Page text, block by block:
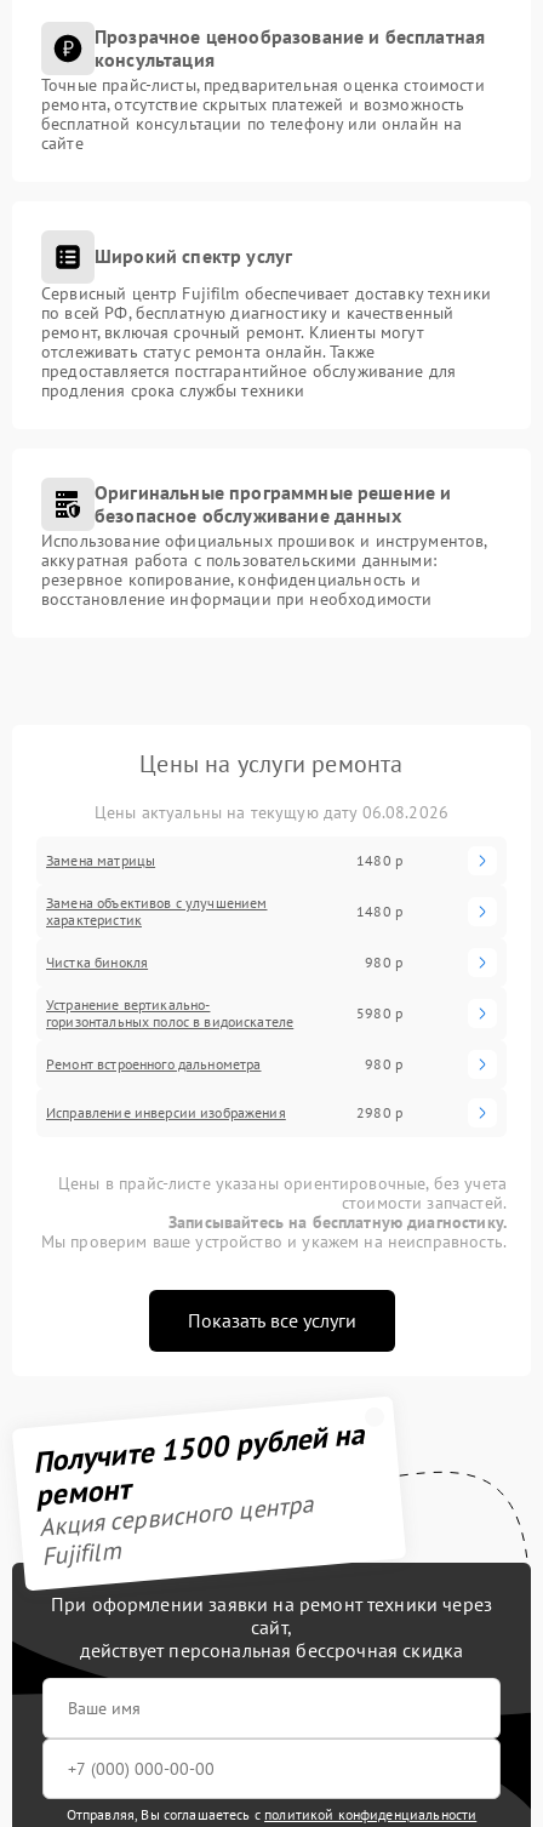
Прозрачное ценообразование и бесплатная
консультация
Точные прайс-листы, предварительная оценка стоимости
ремонта, отсутствие скрытых платежей и возможность
бесплатной консультации по телефону или онлайн на
сайте
Широкий спектр услуг
Сервисный центр Fujifilm обеспечивает доставку техники
по всей РФ, бесплатную диагностику и качественный
ремонт, включая срочный ремонт. Клиенты могут
отслеживать статус ремонта онлайн. Также
предоставляется постгарантийное обслуживание для
продления срока службы техники
Оригинальные программные решение и
безопасное обслуживание данных
Использование официальных прошивок и инструментов,
аккуратная работа с пользовательскими данными:
резервное копирование, конфиденциальность и
восстановление информации при необходимости
Цены на услуги ремонта
Цены актуальны на текущую дату 06.08.2026
Замена матрицы 1480 р
Замена объективов с улучшением
характеристик
1480 р
Чистка бинокля 980 р
Устранение вертикально-
горизонтальных полос в видоискателе
5980 р
Ремонт встроенного дальнометра 980 р
Исправление инверсии изображения 2980 р
Цены в прайс-листе указаны ориентировочные, без учета
стоимости запчастей.
Записывайтесь на бесплатную диагностику.
Мы проверим ваше устройство и укажем на неисправность.
Показать все услуги
Получите 1500 рублей на
ремонт
Акция сервисного центра
Fujifilm
При оформлении заявки на ремонт техники через
сайт,
действует персональная бессрочная скидка
Отправляя, Вы соглашаетесь с политикой конфиденциальности